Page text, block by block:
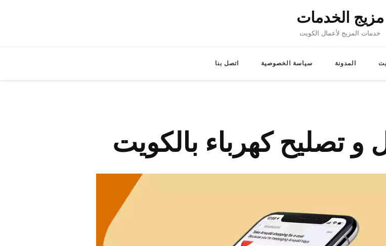
مزيج الخدمات
خدمات المزيج لأعمال الكويت
المدونة سياسة الخصوصية اتصل بنا
و تصليح كهرباء بالكويت